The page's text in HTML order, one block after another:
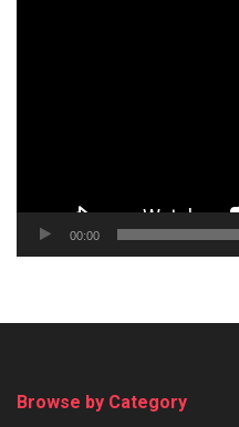
00:00
Browse by Category